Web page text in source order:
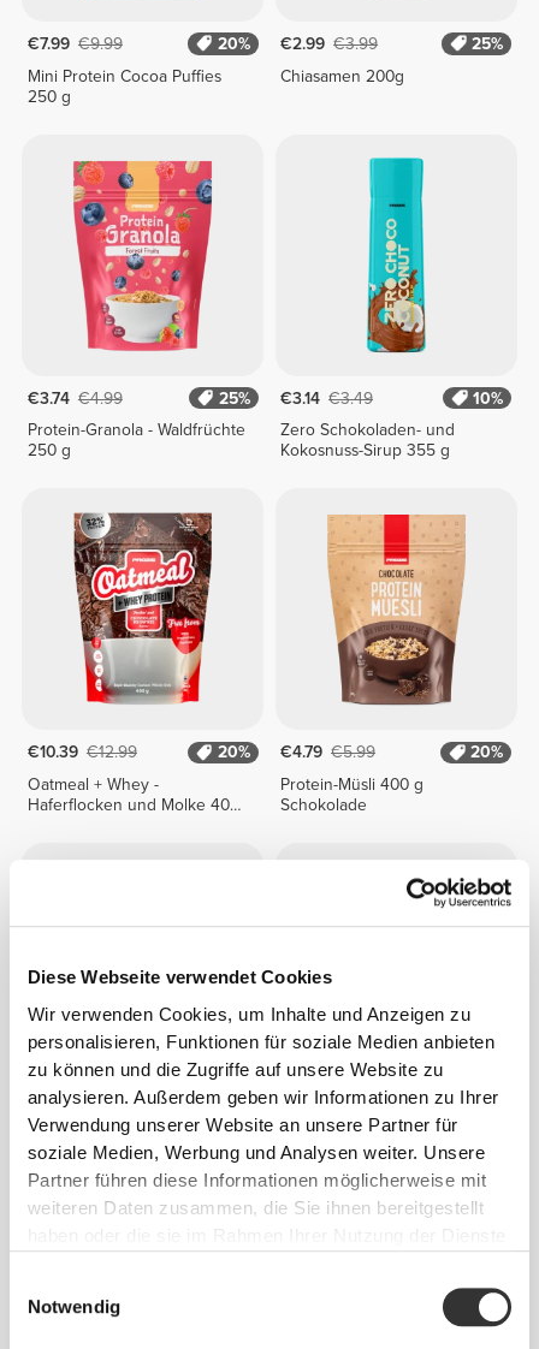
Diese Webseite verwendet Cookies
Wir verwenden Cookies, um Inhalte und Anzeigen zu
personalisieren, Funktionen für soziale Medien anbieten
zu können und die Zugriffe auf unsere Website zu
analysieren. Außerdem geben wir Informationen zu Ihrer
Verwendung unserer Website an unsere Partner für
soziale Medien, Werbung und Analysen weiter. Unsere
Partner führen diese Informationen möglicherweise mit
weiteren Daten zusammen, die Sie ihnen bereitgestellt
Notwendig
€7.99 €9.99
20%
Mini Protein Cocoa Puffies
250 g
€2.99 €3.99
25%
Chiasamen 200g
€3.74 €4.99
25%
Protein-Granola - Waldfrüchte
250 g
€3.14 €3.49
10%
Zero Schokoladen- und
Kokosnuss-Sirup 355 g
€10.39 €12.99
20%
Oatmeal + Whey -
Haferflocken und Molke 400
€4.79 €5.99
20%
Protein-Müsli 400 g
Schokolade
€3.19 €3.99
20%
Protein Choco Crisp Peanut
Butter 250 g
€3.74 €4.99
25%
275 g